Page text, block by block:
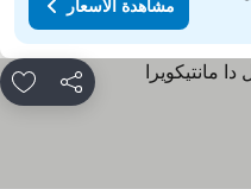
مشاهدة الأسعار
مشاركة